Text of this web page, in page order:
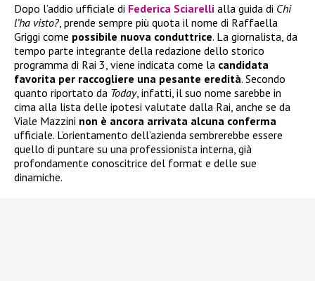
Dopo l’addio ufficiale di Federica Sciarelli alla guida di Chi
l’ha visto? , prende sempre più quota il nome di Raffaella
Griggi come possibile nuova conduttrice. La giornalista, da
tempo parte integrante della redazione dello storico
programma di Rai 3, viene indicata come la candidata
favorita per raccogliere una pesante eredità. Secondo
quanto riportato da Today, infatti, il suo nome sarebbe in
cima alla lista delle ipotesi valutate dalla Rai, anche se da
Viale Mazzini non è ancora arrivata alcuna conferma
ufficiale. L’orientamento dell’azienda sembrerebbe essere
quello di puntare su una professionista interna, già
profondamente conoscitrice del format e delle sue
dinamiche.